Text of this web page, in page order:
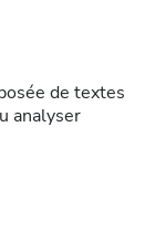
de textes
analyser